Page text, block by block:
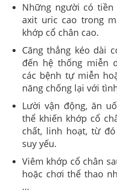
Những người có
axit uric cao trong
khớp cổ chân cao.
Căng thẳng kéo dài
đến hệ thống miễn
các bệnh tự miễn
năng chống lại với
Lười vận động, ăn
thể khiến khớp cổ
chất, linh hoạt, từ
suy yếu.
Viêm khớp cổ chân
hoặc chơi thể thao
…